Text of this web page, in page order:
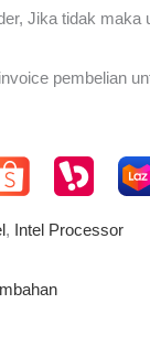
Jika tidak
pembelian
, Intel Processor